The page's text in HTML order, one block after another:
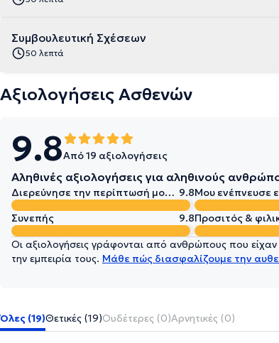
Συμβουλευτική Σχέσεων
50 λεπτά
Αξιολογήσεις Ασθενών
9.8Από 19 αξιολογήσεις
Αληθινές αξιολογήσεις για αληθινούς
Διερεύνησε την περίπτωσή μου σε βάθος 9.8Μου ενέπνευσε
Συνεπής
9.8Προσιτός &
Οι αξιολογήσεις γράφονται από ανθρώπους που είχαν
την εμπειρία τους. Μάθε πώς διασφαλίζουμε την
Όλες (19)Θετικές (19)Ουδέτερες (0)Αρνητικές (0)